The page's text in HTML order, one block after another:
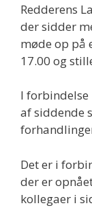
Redderens
der sidder
møde op på
17.00 og
I
af siddende
Det er i
der er
kollegaer i